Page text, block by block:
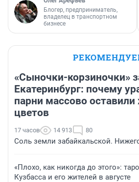
Блогер, предприниматель,
владелец в транспортном
бизнесе
«Сыночки-корзиночки»
Екатеринбург: почему
парни массово оставили
цветов
17 часов 14 913 80
Соль земли забайкальской.
«Плохо, как никогда до этого»:
Кузбасса и его жителей в августе